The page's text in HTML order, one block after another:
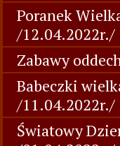
Poranek
/12.04.2022r./
Zabawy
Babeczki
/11.04.2022r./
Światowy